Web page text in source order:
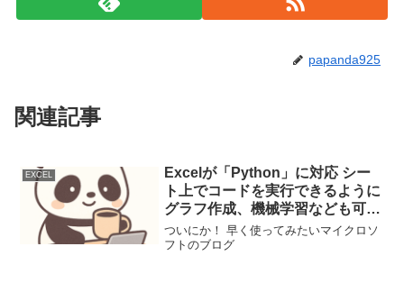
papanda925
関連記事
EXCEL
Excelが「Python」に対応 シー
ト上でコードを実行できるように
グラフ作成、機械学習なども可能
と！
ついにか！ 早く使ってみたいマイクロソ
フトのブログ